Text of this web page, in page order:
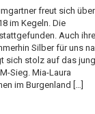
freut sich über
im Kegeln. Die
Auch ihre
Silber für uns
sich stolz auf das
Sieg. Mia-Laura
im Burgenland […]